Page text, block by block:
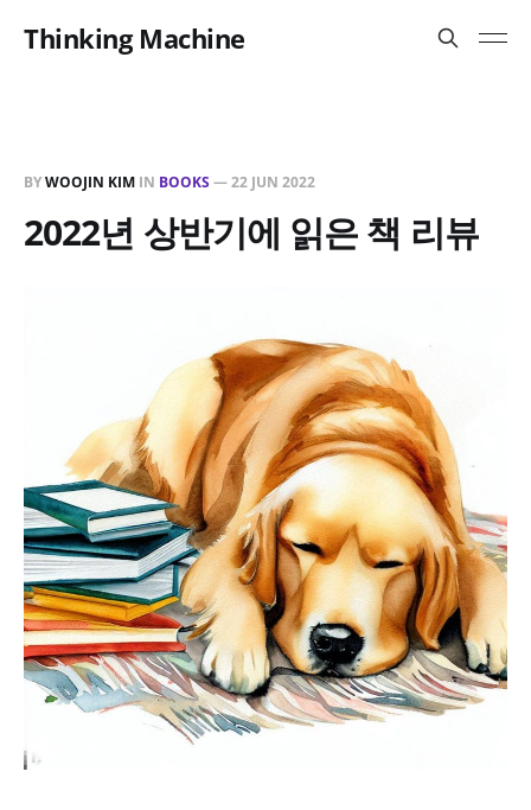
Thinking Machine
BYWOOJIN KIM IN BOOKS—22 JUN 2022
2022년 상반기에 읽은 책 리뷰